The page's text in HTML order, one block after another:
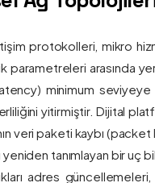
protokolleri, mikro
arasında yer
minimum
yitirmiştir. Dijital
veri paketi kaybı
yeniden tanımlayan bir
adres